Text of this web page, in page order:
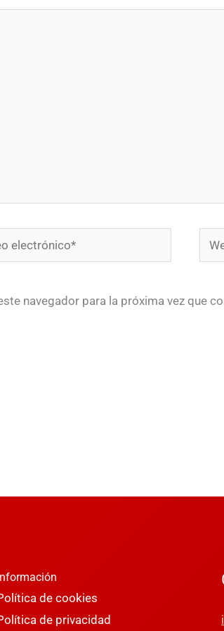
Web
navegador para la próxima vez que
Información
de cookies
de privacidad